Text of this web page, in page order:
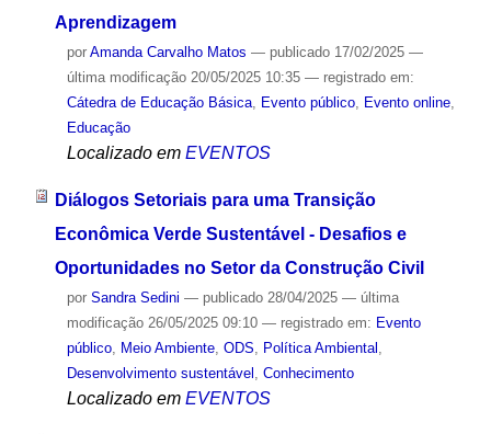
Aprendizagem
por Amanda Carvalho Matos — publicado17/02/2025 —
última modificação20/05/2025 10:35 — registrado em:
Cátedra de Educação Básica, Evento público, Evento online,
Educação
Localizado em EVENTOS
Diálogos Setoriais para uma Transição
Econômica Verde Sustentável - Desafios e
Oportunidades no Setor da Construção Civil
por Sandra Sedini — publicado28/04/2025 — última
modificação26/05/2025 09:10 — registrado em: Evento
público, Meio Ambiente, ODS Política Ambiental
Desenvolvimento sustentável
Conhecimento
Localizado em EVENTOS